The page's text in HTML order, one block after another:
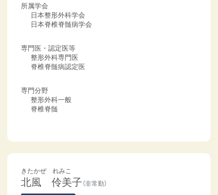
所属学会
日本整形外科学会
日本脊椎脊髄病学会
専門医・認定医等
整形外科専門医
脊椎脊髄病認定医
専門分野
整形外科一般
脊椎脊髄
きたかぜ れみこ
北風 伶美子（非常勤）